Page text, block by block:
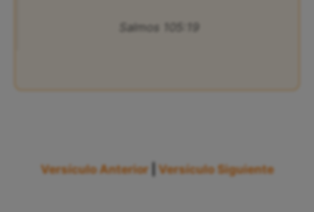
Salmos 105:19
Versículo Anterior Versículo Siguiente